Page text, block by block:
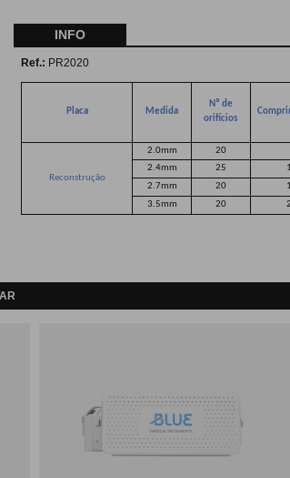
INFO
Ref.: PR2020
Placa Medida
Nº de
orifícios
Reconstrução
2.0mm 20
2.4mm
25
2.7mm
20
3.5mm
20